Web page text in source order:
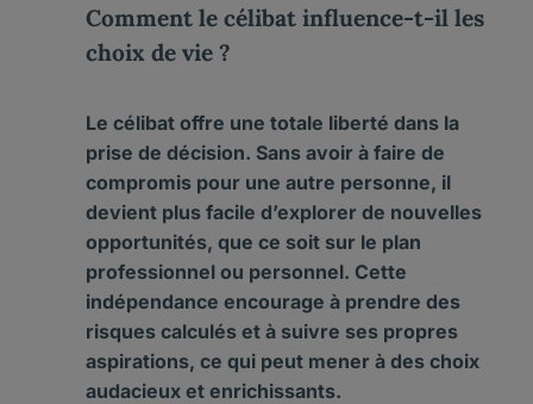
Comment le célibat influence-t-il les
choix de vie ?
Le célibat offre une totale liberté dans la
prise de décision. Sans avoir à faire de
compromis pour une autre personne, il
devient plus facile d’explorer de nouvelles
opportunités, que ce soit sur le plan
professionnel ou personnel. Cette
indépendance encourage à prendre des
risques calculés et à suivre ses propres
aspirations, ce qui peut mener à des choix
audacieux et enrichissants.